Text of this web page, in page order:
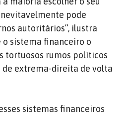
pode
autoritários”, ilustra
o sistema financeiro o
tortuosos rumos políticos
de extrema-direita de volta
sistemas financeiros